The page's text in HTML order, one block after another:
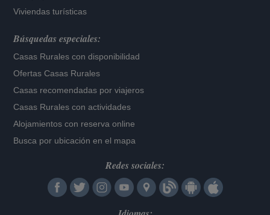
Viviendas turísticas
Búsquedas especiales:
Casas Rurales con disponibilidad
Ofertas Casas Rurales
Casas recomendadas por viajeros
Casas Rurales con actividades
Alojamientos con reserva online
Busca por ubicación en el mapa
Redes sociales: